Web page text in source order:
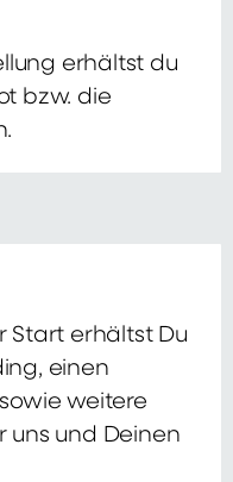
erhältst du
bzw. die
Start erhältst Du
einen
weitere
uns und Deinen